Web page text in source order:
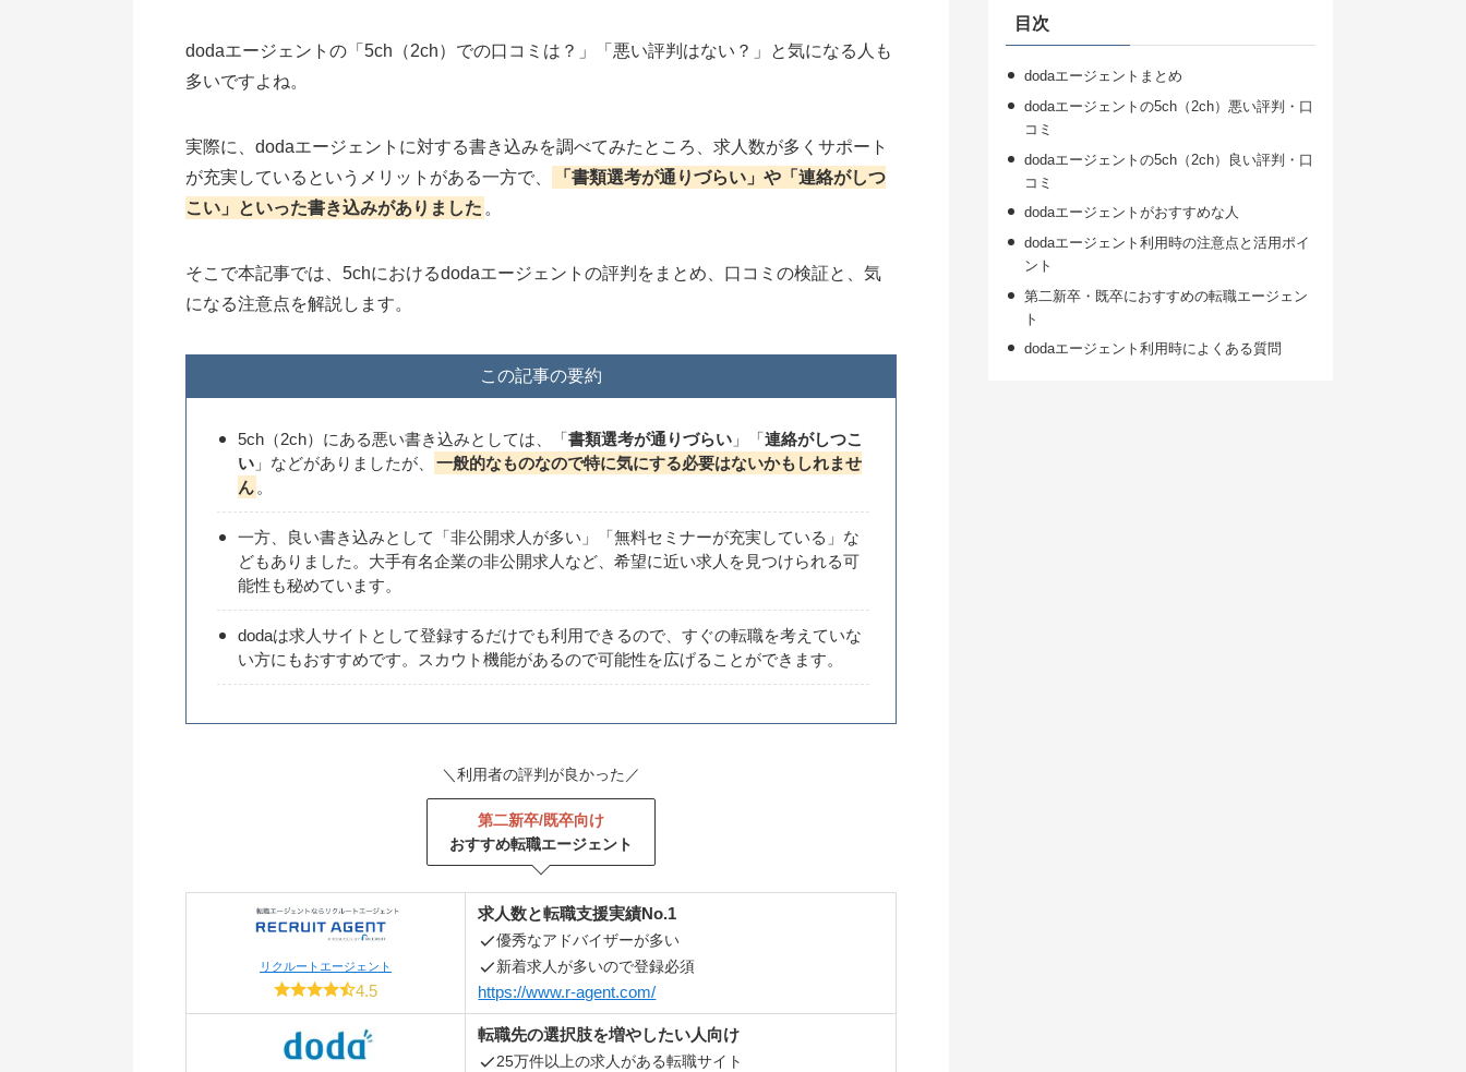
dodaエージェントの「5ch（2ch）での口コミは？」「悪い評判はない？」と気になる人も
多いですよね。
実際に、dodaエージェントに対する書き込みを調べてみたところ、求人数が多くサポート
が充実しているというメリットがある一方で、
「書類選考が通りづらい」や「連絡がしつ
こい」といった書き込みがありました 。
そこで本記事では、5chにおけるdodaエージェントの評判をまとめ、口コミの検証と、気
になる注意点を解説します。
この記事の要約
5ch（2ch）にある悪い書き込みとしては、「書類選考が通りづらい 」「連絡がしつこ
い 」などがありましたが、
一般的なものなので特に気にする必要はないかもしれませ
ん 。
一方、良い書き込みとして「非公開求人が多い」「無料セミナーが充実している」な
どもありました。大手有名企業の非公開求人など、希望に近い求人を見つけられる可
能性も秘めています。
dodaは求人サイトとして登録するだけでも利用できるので、すぐの転職を考えていな
い方にもおすすめです。スカウト機能があるので可能性を広げることができます。
＼利用者の評判が良かった／
第二新卒/既卒向け
おすすめ転職エージェント
リクルートエージェント
4.5
求人数と転職支援実績No.1
優秀なアドバイザーが多い
新着求人が多いので登録必須
https://www.r-agent.com/
転職先の選択肢を増やしたい人向け
25万件以上の求人がある転職サイト
目次
dodaエージェントまとめ
dodaエージェントの5ch（2ch）悪い評判・口
コミ
dodaエージェントの5ch（2ch）良い評判・口
コミ
dodaエージェントがおすすめな人
dodaエージェント利用時の注意点と活用ポイ
ント
第二新卒・既卒におすすめの転職エージェン
ト
dodaエージェント利用時によくある質問